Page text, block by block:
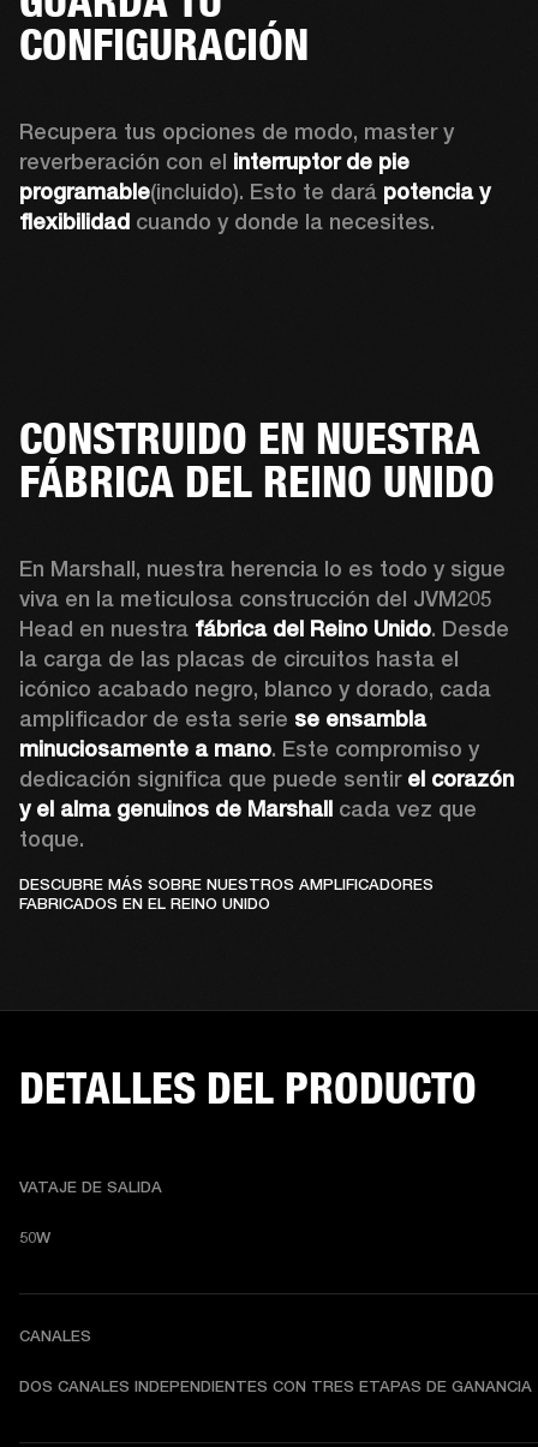
CONFIGURACIÓN
Recupera tus opciones de modo, master y
reverberación con el interruptor de pie
programable(incluido). Esto te dará potencia y
flexibilidad cuando y donde la necesites.
CONSTRUIDO EN NUESTRA
FÁBRICA DEL REINO UNIDO
En Marshall, nuestra herencia lo es todo y sigue
viva en la meticulosa construcción del JVM205
Head en nuestra fábrica del Reino Unido. Desde
la carga de las placas de circuitos hasta el
icónico acabado negro, blanco y dorado, cada
amplificador de esta serie se ensambla
minuciosamente a mano. Este compromiso y
dedicación significa que puede sentir el corazón
y el alma genuinos de Marshall cada vez que
toque.
DESCUBRE MÁS SOBRE NUESTROS AMPLIFICADORES
FABRICADOS EN EL REINO UNIDO
DETALLES DEL PRODUCTO
VATAJE DE SALIDA
50W
CANALES
DOS CANALES INDEPENDIENTES CON TRES ETAPAS DE GANANCIA